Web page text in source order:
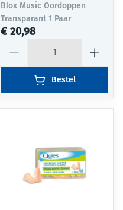
Blox Music Oordoppen
Transparant 1 Paar
€ 20,98
Bestel